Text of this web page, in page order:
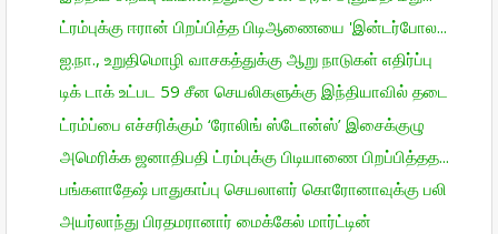
ட்ரம்புக்கு ஈரான் பிறப்பித்த பிடிஆணையை 'இன்டர்போல...
ஐ.நா., உறுதிமொழி வாசகத்துக்கு ஆறு நாடுகள் எதிர்ப்பு
டிக் டாக் உட்பட 59 சீன செயலிகளுக்கு இந்தியாவில் தடை
ட்ரம்ப்பை எச்சரிக்கும் ‘ரோலிங் ஸ்டோன்ஸ்’ இசைக்குழு
அமெரிக்க ஜனாதிபதி ட்ரம்புக்கு பிடியாணை பிறப்பித்தத...
பங்களாதேஷ் பாதுகாப்பு செயலாளர் கொரோனாவுக்கு பலி
அயர்லாந்து பிரதமரானார் மைக்கேல் மார்ட்டின்